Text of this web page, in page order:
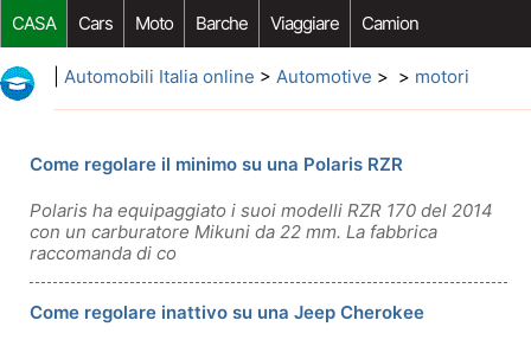
CASA Cars Moto Barche Viaggiare Camion
Riparazione Auto Acquisto Auto Car Opzioni Aftermarket
Automobili Italia online > Automotive > > motori
Come regolare il minimo su una Polaris RZR
Polaris ha equipaggiato i suoi modelli RZR 170 del 2014
con un carburatore Mikuni da 22 mm. La fabbrica
raccomanda di co
Come regolare inattivo su una Jeep Cherokee